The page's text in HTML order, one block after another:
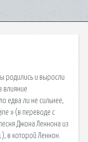
родились и выросли
влияние
едва ли не сильнее,
» (в переводе с
Джона Леннона из
в которой Леннон.